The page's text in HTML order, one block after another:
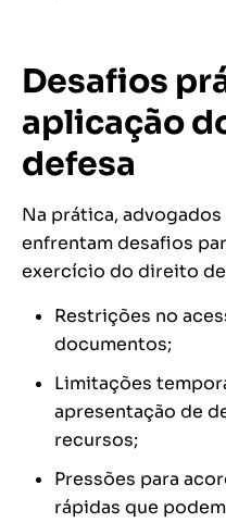
Desafios
aplicação
defesa
Na prática,
enfrentam desafios
exercício do direito
Restrições no
documentos;
Limitações
apresentação de
recursos;
Pressões para
rápidas que